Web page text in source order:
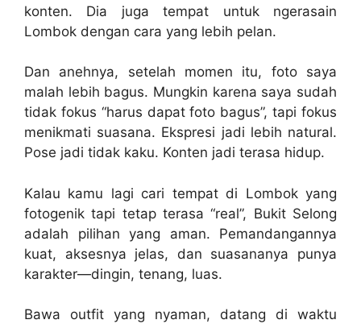
konten. Dia juga tempat untuk ngerasain
Lombok dengan cara yang lebih pelan.
Dan anehnya, setelah momen itu, foto saya
malah lebih bagus. Mungkin karena saya sudah
tidak fokus “harus dapat foto bagus”, tapi fokus
menikmati suasana. Ekspresi jadi lebih natural.
Pose jadi tidak kaku. Konten jadi terasa hidup.
Kalau kamu lagi cari tempat di Lombok yang
fotogenik tapi tetap terasa “real”, Bukit Selong
adalah pilihan yang aman. Pemandangannya
kuat, aksesnya jelas, dan suasananya punya
karakter—dingin, tenang, luas.
Bawa outfit yang nyaman, datang di waktu